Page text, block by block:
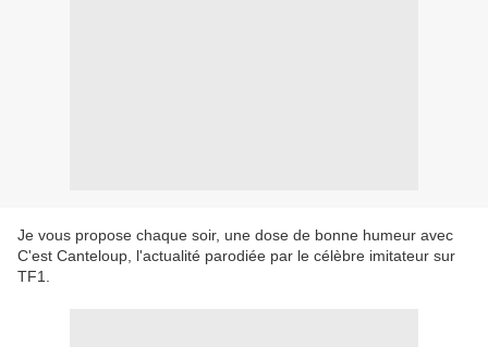
Je vous propose chaque soir, une dose de bonne humeur avec
C'est Canteloup, l'actualité parodiée par le célèbre imitateur sur
TF1.